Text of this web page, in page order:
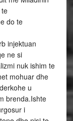
do te
injektuan
ne si
nuk ishim te
mohuar dhe
u
brenda.Ishte
i